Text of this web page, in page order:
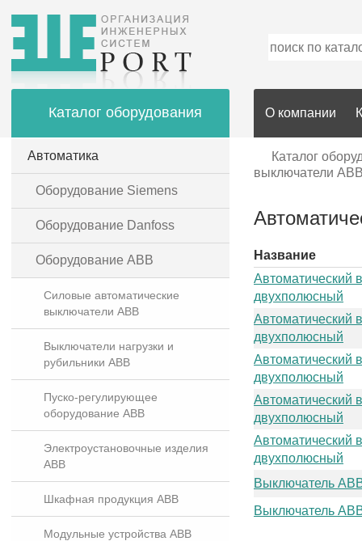
Каталог оборудования
Автоматика
Оборудование Siemens
Оборудование Danfoss
Оборудование ABB
Силовые автоматические
выключатели ABB
Выключатели нагрузки и
рубильники ABB
Пуско-регулирующее
оборудование ABB
Электроустановочные изделия
ABB
Шкафная продукция ABB
Модульные устройства ABB
О компании
Каталог
выключатели
Название
Автоматический
двухполюсный
Автоматический
двухполюсный
Автоматический
двухполюсный
Автоматический
двухполюсный
Автоматический
двухполюсный
Выключатель
Выключатель